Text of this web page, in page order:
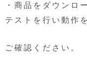
・商品をダウンロ
テストを行い動作を
ご確認ください。